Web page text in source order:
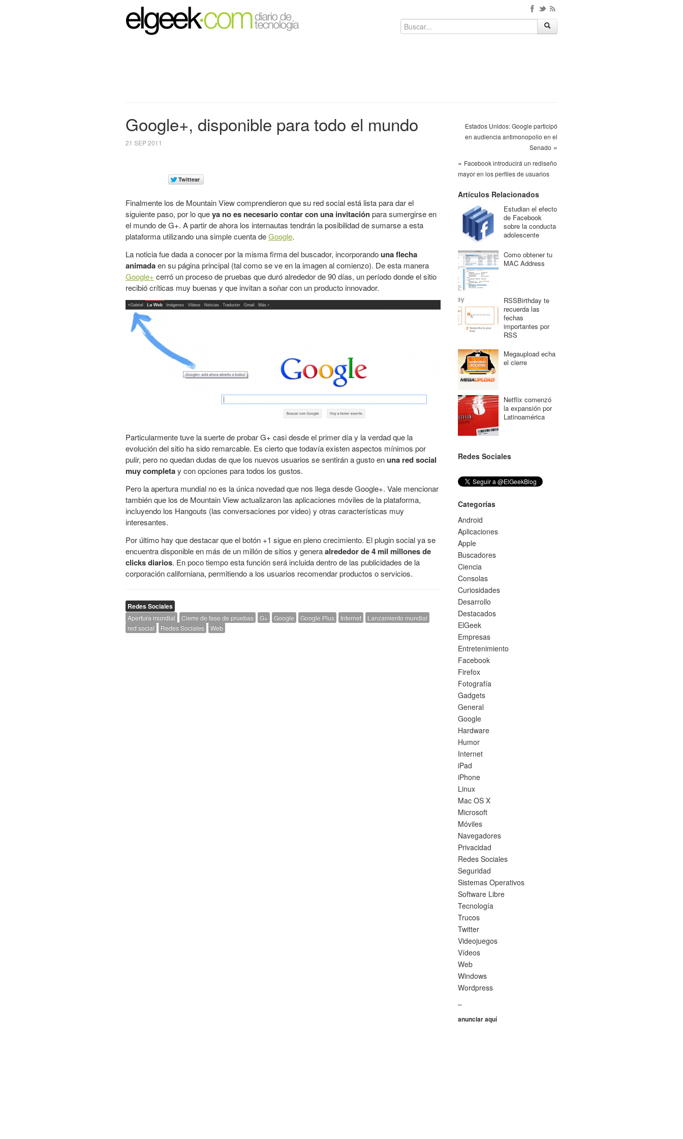
Google+, disponible para todo el mundo
21 SEP 2011
Finalmente los de Mountain View comprendieron que su red social está lista para dar el
siguiente paso, por lo queya no es necesario contar con una invitaciónpara sumergirse en
el mundo de G+. A partir de ahora los internautas tendrán la posibilidad de sumarse a esta
plataforma utilizando una simple cuenta deGoogle.
La noticia fue dada a conocer por la misma firma del buscador, incorporandouna flecha
animadaen su página principal (tal como se ve en la imagen al comienzo). De esta manera
Google+ cerró un proceso de pruebas que duró alrededor de 90 días, un período donde el sitio
recibió críticas muy buenas y que invitan a soñar con un producto innovador.
Particularmente tuve la suerte de probar G+ casi desde el primer día y la verdad que la
evolución del sitio ha sido remarcable. Es cierto que todavía existen aspectos mínimos por
pulir, pero no quedan dudas de que los nuevos usuarios se sentirán a gusto enuna red social
muy completay con opciones para todos los gustos.
Pero la apertura mundial no es la única novedad que nos llega desde Google+. Vale mencionar
también que los de Mountain View actualizaron las aplicaciones móviles de la plataforma,
incluyendo los Hangouts (las conversaciones por video) y otras características muy
interesantes.
Por último hay que destacar que el botón +1 sigue en pleno crecimiento. El plugin social ya se
encuentra disponible en más de un millón de sitios y generaalrededor de 4 mil millones de
clicks diarios. En poco tiempo esta función será incluida dentro de las publicidades de la
corporación californiana, permitiendo a los usuarios recomendar productos o servicios.
Redes Sociales
Apertura mundial Cierre de fase de pruebas G+ Google Google Plus Internet
Lanzamiento mundial
red social
Redes Sociales Web
Estados Unidos: Google participó
en audiencia antimonopolio en el
Senado »
« Facebook introducirá un rediseño
mayor en los perfiles de usuarios
Artículos Relacionados
Estudian el efecto
de Facebook
sobre la conducta
adolescente
Como obtener tu
MAC Address
RSSBirthday te
recuerda las
fechas
importantes por
RSS
Megaupload echa
el cierre
Netflix comenzó
la expansión por
Latinoamérica
Redes Sociales
Categorías
Android
Aplicaciones
Apple
Buscadores
Ciencia
Consolas
Curiosidades
Desarrollo
Destacados
ElGeek
Empresas
Entretenimiento
Facebook
Firefox
Fotografía
Gadgets
General
Google
Hardware
Humor
Internet
iPad
iPhone
Linux
Mac OS X
Microsoft
Móviles
Navegadores
Privacidad
Redes Sociales
Seguridad
Sistemas Operativos
Software Libre
Tecnología
Trucos
Twitter
Videojuegos
Vídeos
Web
Windows
Wordpress
–
anunciar aquí